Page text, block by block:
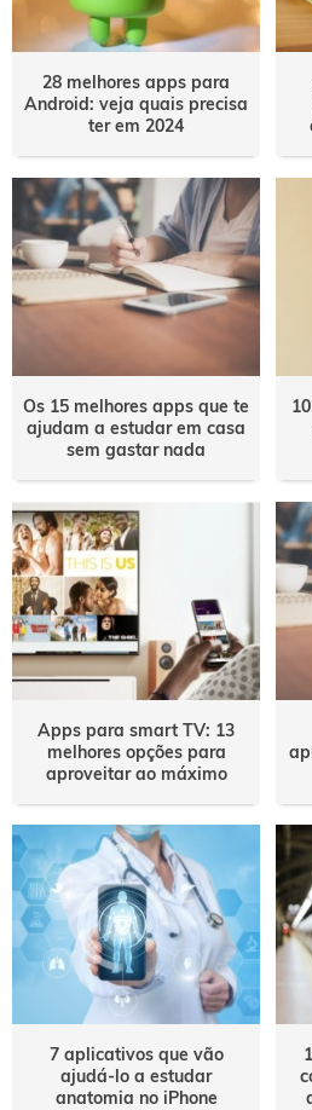
28 melhores apps para
Android: veja quais precisa
ter em 2024
Os 15 melhores apps que te
ajudam a estudar em casa
sem gastar nada
Apps para smart TV: 13
melhores opções para
aproveitar ao máximo
7 aplicativos que vão
ajudá-lo a estudar
anatomia no iPhone